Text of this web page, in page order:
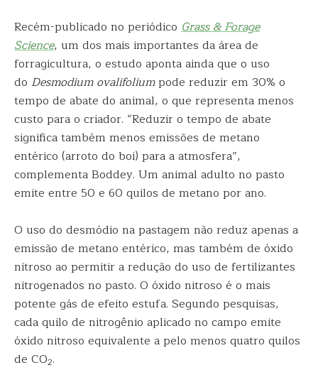
Recém-publicado no periódico Grass & Forage
Science, um dos mais importantes da área de
forragicultura, o estudo aponta ainda que o uso
do Desmodium ovalifoliumpode reduzir em 30% o
tempo de abate do animal, o que representa menos
custo para o criador. “Reduzir o tempo de abate
significa também menos emissões de metano
entérico (arroto do boi) para a atmosfera”,
complementa Boddey. Um animal adulto no pasto
emite entre 50 e 60 quilos de metano por ano.
O uso do desmódio na pastagem não reduz apenas a
emissão de metano entérico, mas também de óxido
nitroso ao permitir a redução do uso de fertilizantes
nitrogenados no pasto. O óxido nitroso é o mais
potente gás de efeito estufa. Segundo pesquisas,
cada quilo de nitrogênio aplicado no campo emite
óxido nitroso equivalente a pelo menos quatro quilos
de CO2.